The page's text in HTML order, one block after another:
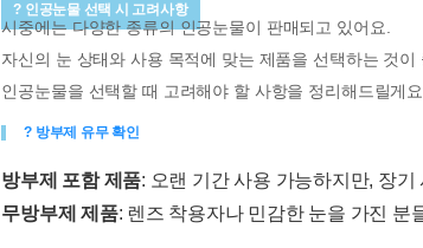
? 인공눈물 선택 시 고려사항
시중에는 다양한 종류의 인공눈물이 판매되고 있어요.
자신의 눈 상태와 사용 목적에 맞는 제품을 선택하는 것이
인공눈물을 선택할 때 고려해야 할 사항을 정리해드릴게
? 방부제 유무 확인
방부제 포함 제품: 오랜 기간 사용 가능하지만, 장
무방부제 제품: 렌즈 착용자나 민감한 눈을 가진 분